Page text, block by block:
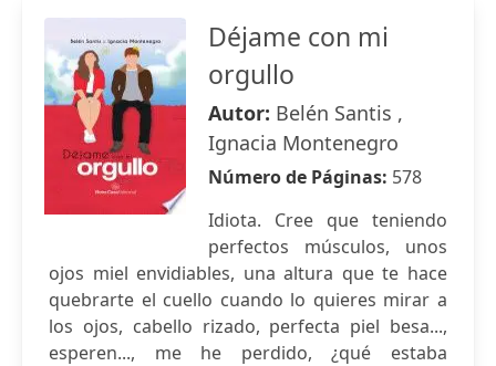
Déjame con mi
orgullo
Autor: Belén Santis ,
Ignacia Montenegro
Número de Páginas: 578
Idiota. Cree que teniendo
perfectos músculos, unos
ojos miel envidiables, una altura que te hace
quebrarte el cuello cuando lo quieres mirar a
los ojos, cabello rizado, perfecta piel besa...,
esperen..., me he perdido, ¿qué estaba